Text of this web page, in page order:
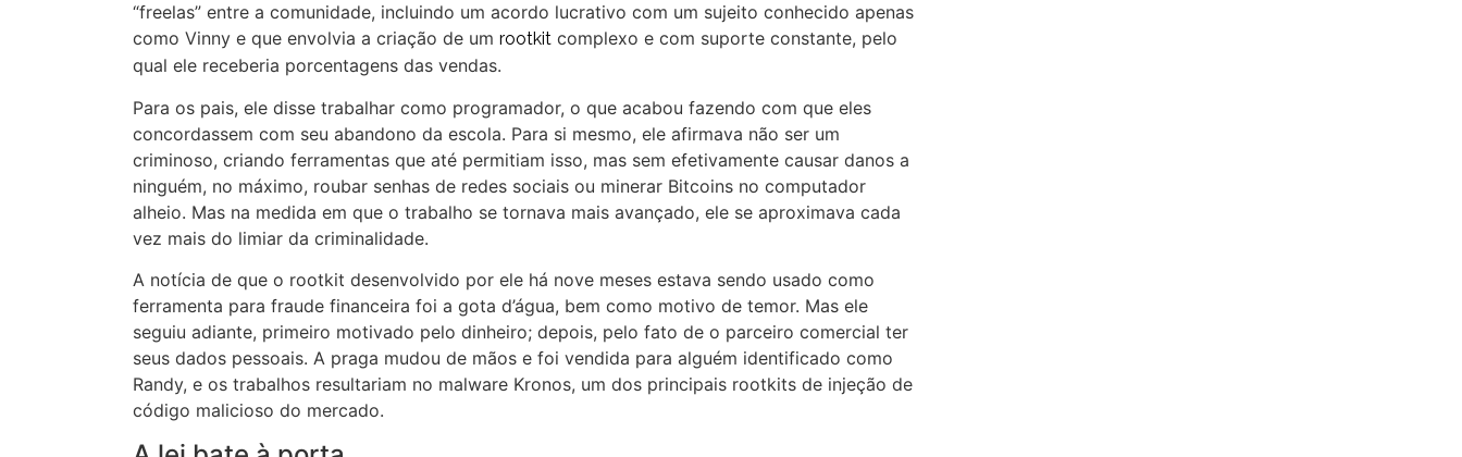
“freelas” entre a comunidade, incluindo um acordo lucrativo com um sujeito conhecido apenas
como Vinny e que envolvia a criação de um rootkit complexo e com suporte constante, pelo
qual ele receberia porcentagens das vendas.
Para os pais, ele disse trabalhar como programador, o que acabou fazendo com que eles
concordassem com seu abandono da escola. Para si mesmo, ele afirmava não ser um
criminoso, criando ferramentas que até permitiam isso, mas sem efetivamente causar danos a
ninguém, no máximo, roubar senhas de redes sociais ou minerar Bitcoins no computador
alheio. Mas na medida em que o trabalho se tornava mais avançado, ele se aproximava cada
vez mais do limiar da criminalidade.
A notícia de que o rootkit desenvolvido por ele há nove meses estava sendo usado como
ferramenta para fraude financeira foi a gota d’água, bem como motivo de temor. Mas ele
seguiu adiante, primeiro motivado pelo dinheiro; depois, pelo fato de o parceiro comercial ter
seus dados pessoais. A praga mudou de mãos e foi vendida para alguém identificado como
Randy, e os trabalhos resultariam no malware Kronos, um dos principais rootkits de injeção de
código malicioso do mercado.